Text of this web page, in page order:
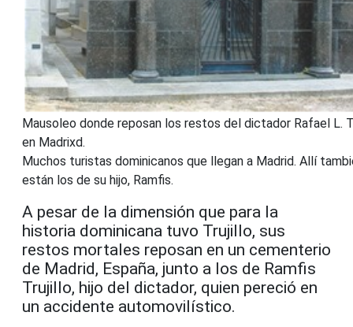
Mausoleo donde reposan los restos del dictador Rafael L.
en Madrixd.
Muchos turistas dominicanos que llegan a Madrid. Allí
están los de su hijo, Ramfis.
A pesar de la dimensión que para la
historia dominicana tuvo Trujillo, sus
restos mortales reposan en un cementerio
de Madrid, España, junto a los de Ramfis
Trujillo, hijo del dictador, quien pereció en
un accidente automovilístico.